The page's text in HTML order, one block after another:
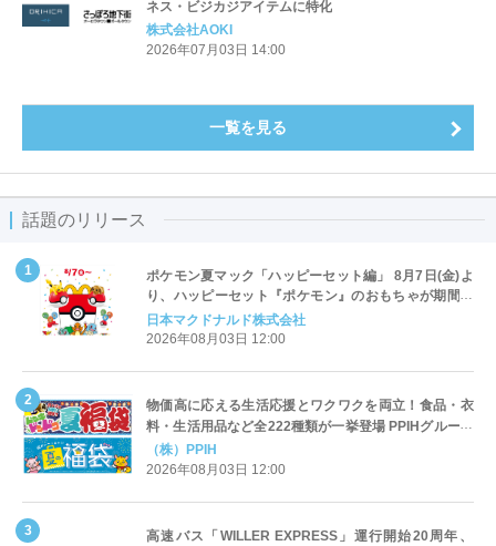
ネス・ビジカジアイテムに特化
株式会社AOKI
2026年07月03日 14:00
一覧を見る
話題のリリース
ポケモン夏マック「ハッピーセット編」 8月7日(金)よ
り、ハッピーセット『ポケモン』のおもちゃが期間限
定登場
日本マクドナルド株式会社
2026年08月03日 12:00
物価高に応える生活応援とワクワクを両立！食品・衣
料・生活用品など全222種類が一挙登場 PPIHグループ
「夏福袋」＆セール 8月6日(木)より順次スタート
（株）PPIH
2026年08月03日 12:00
高速バス「WILLER EXPRESS」運行開始20周年、